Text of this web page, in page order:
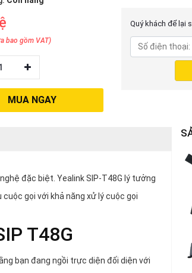
bao gồm VAT)
MUA NGAY
Quý khách để lại
đặc biệt. Yealink SIP-T48G lý tưởng
gọi với khả năng xử lý cuộc gọi
T48G
bạn đang ngồi trực diện đối diện với